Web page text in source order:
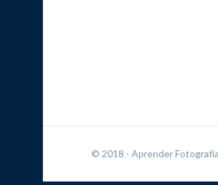
© 2018 - Aprender Fotografía